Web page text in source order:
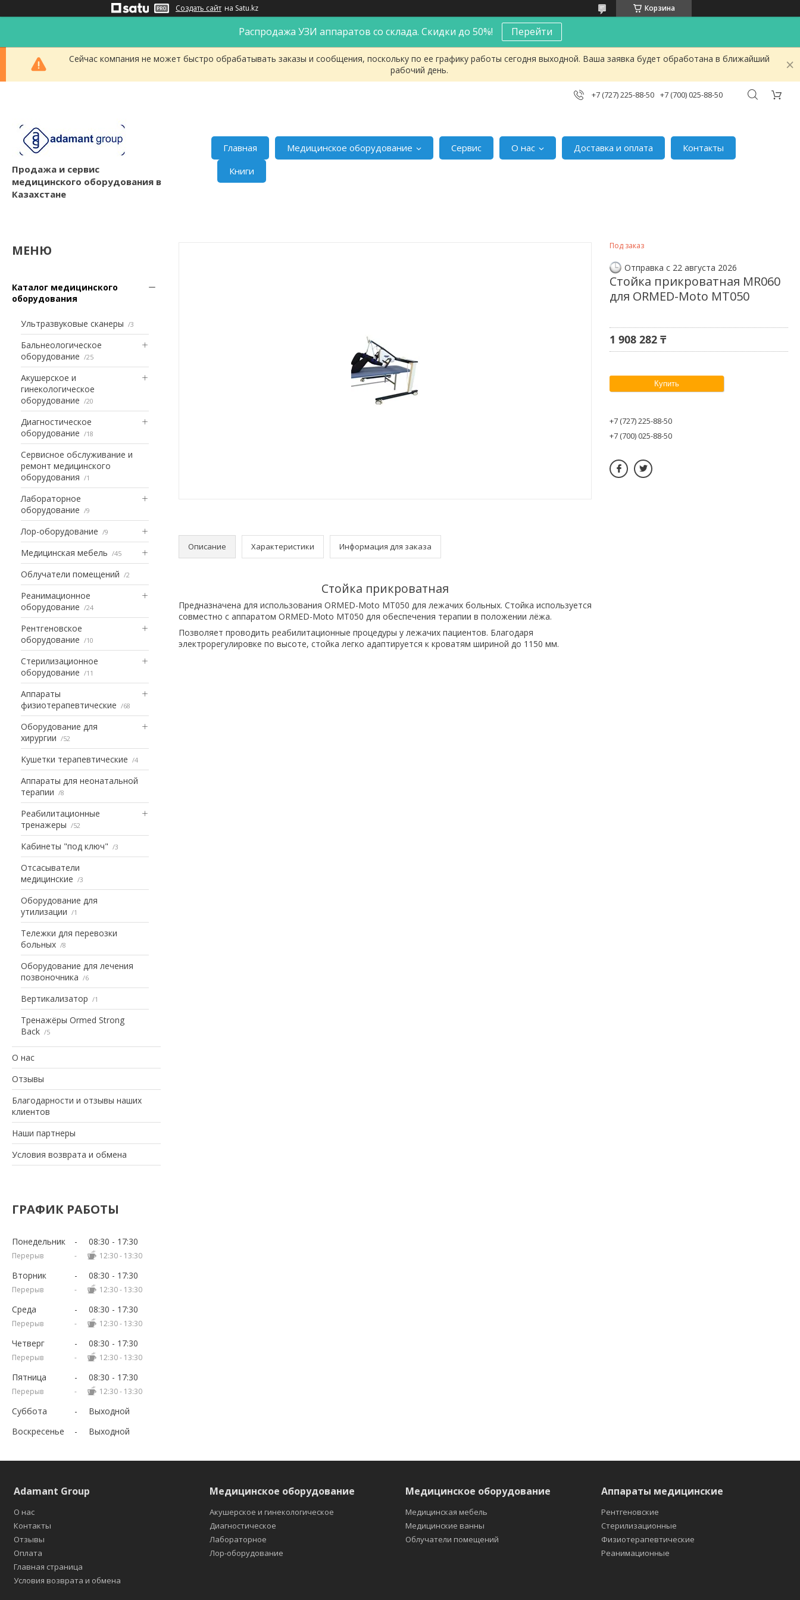
Создать сайт на Satu.kz Корзина
Распродажа УЗИ аппаратов со склада. Скидки до 50%! Перейти
Сейчас компания не может быстро обрабатывать заказы и сообщения, поскольку по ее графику работы сегодня выходной. Ваша заявка будет обработана в ближайший
рабочий день.
+7 (727) 225-88-50 +7 (700) 025-88-50
Продажа и сервис
медицинского оборудования в
Казахстане
Главная Медицинское оборудование Сервис О нас Доставка и оплата
Контакты
Книги
Каталог медицинского
оборудования
Ультразвуковые сканеры 3
Бальнеологическое
оборудование
25
Акушерское и
гинекологическое
оборудование
20
Диагностическое
оборудование
18
Сервисное обслуживание и
ремонт медицинского
оборудования
1
Лабораторное
оборудование
9
Лор-оборудование 9
Медицинская мебель 45
Облучатели помещений 2
Реанимационное
оборудование
24
Рентгеновское
оборудование
10
Стерилизационное
оборудование
11
Аппараты
физиотерапевтические
68
Оборудование для
хирургии
52
Кушетки терапевтические 4
Аппараты для неонатальной
терапии
8
Реабилитационные
тренажеры
52
Кабинеты "под ключ" 3
Отсасыватели
медицинские
3
Оборудование для
утилизации
1
Тележки для перевозки
больных
8
Оборудование для лечения
позвоночника
6
Вертикализатор 1
Тренажёры Ormed Strong
Back
5
О нас
Отзывы
Благодарности и отзывы наших
клиентов
Наши партнеры
Условия возврата и обмена
ГРАФИК РАБОТЫ
Понедельник 08:30 17:30
12:30 13:30
Вторник 08:30 17:30
12:30 13:30
Среда 08:30 17:30
12:30 13:30
Четверг 08:30 17:30
12:30 13:30
Пятница 08:30 17:30
12:30 13:30
Суббота
Выходной
Воскресенье
Выходной
Описание Характеристики Информация для заказа
Стойка прикроватная
Предназначена для использования ORMED-Moto MT050 для лежачих больных. Стойка используется
совместно с аппаратом ORMED-Moto MT050 для обеспечения терапии в положении лёжа.
Позволяет проводить реабилитационные процедуры у лежачих пациентов. Благодаря
электрорегулировке по высоте, стойка легко адаптируется к кроватям шириной до 1150 мм.
Под заказ
Отправка с 22 августа 2026
Стойка прикроватная MR060
для ORMED-Moto MT050
1 908 282 ₸
Купить
+7 (727) 225-88-50
+7 (700) 025-88-50
Adamant Group
О нас
Контакты
Отзывы
Оплата
Главная страница
Условия возврата и обмена
Медицинское оборудование
Акушерское и гинекологическое
Диагностическое
Лабораторное
Лор-оборудование
Медицинское оборудование
Медицинская мебель
Медицинские ванны
Облучатели помещений
Аппараты медицинские
Рентгеновские
Стерилизационные
Физиотерапевтические
Реанимационные